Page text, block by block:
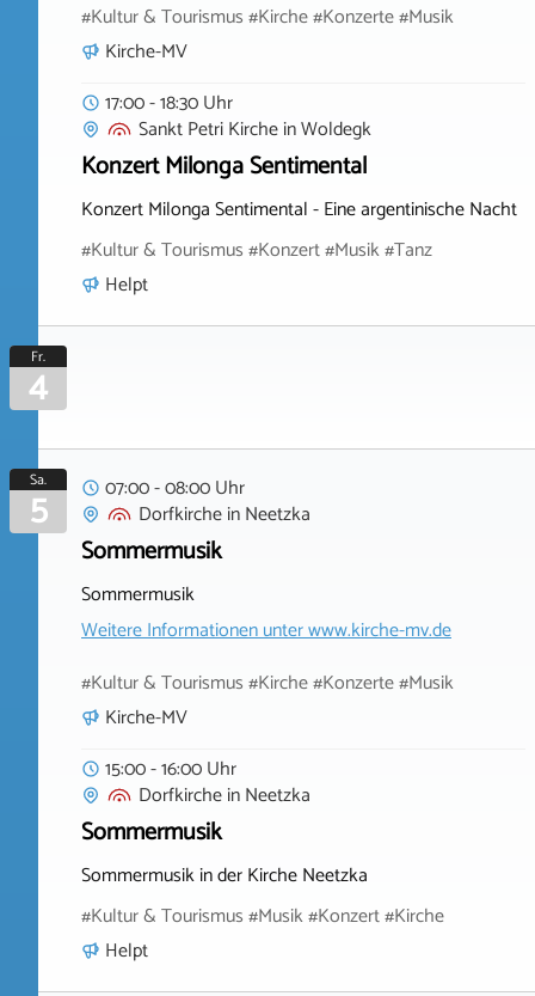
#Kultur & Tourismus #Kirche #Konzerte #Musik
Kirche-MV
17:00 - 18:30 Uhr
Sankt Petri KircheinWoldegk
Konzert Milonga Sentimental
Konzert Milonga Sentimental - Eine argentinische Nacht
#Kultur & Tourismus #Konzert #Musik #Tanz
Helpt
Fr.
4
Sa.
5
07:00 - 08:00 Uhr
DorfkircheinNeetzka
Sommermusik
Sommermusik
Weitere Informationen unterwww.kirche-mv.de
#Kultur & Tourismus #Kirche #Konzerte #Musik
Kirche-MV
15:00 - 16:00 Uhr
DorfkircheinNeetzka
Sommermusik
Sommermusik in der Kirche Neetzka
#Kultur & Tourismus #Musik #Konzert #Kirche
Helpt